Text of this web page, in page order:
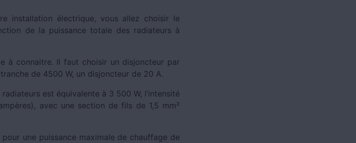
installation électrique, vous allez choisir le
de la puissance totale des radiateurs à
à connaitre. Il faut choisir un disjoncteur par
de 4500 W, un disjoncteur de 20 A.
est équivalente à 3 500 W, l’intensité
avec une section de fils de 1,5 mm²
une puissance maximale de chauffage de